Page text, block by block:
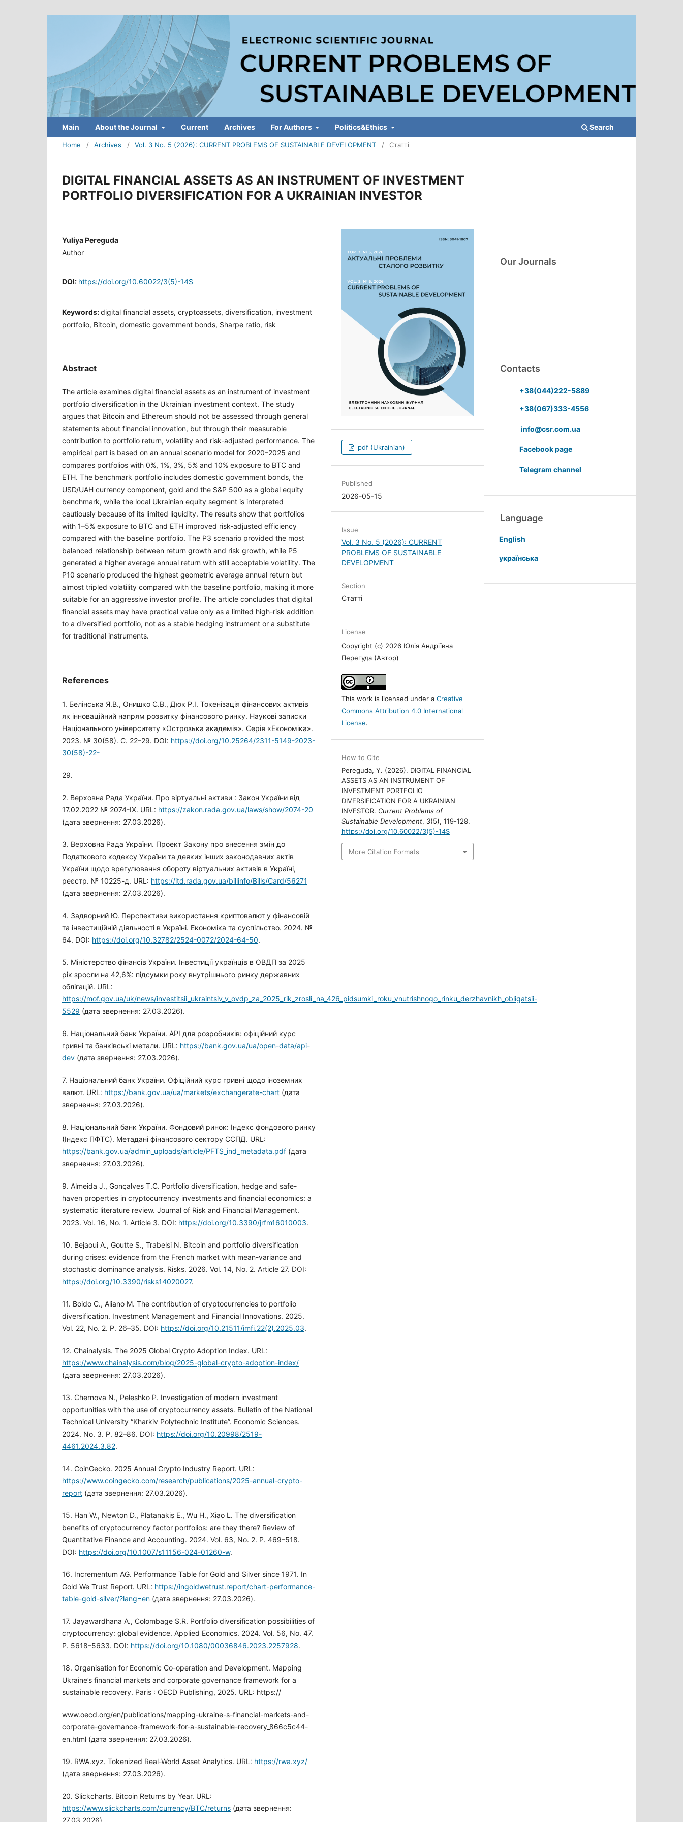
Main About the Journal Current Archives For Authors Politics&Ethics Search
Home / Archives / Vol. 3 No. 5 (2026): CURRENT PROBLEMS OF SUSTAINABLE DEVELOPMENT / Статті
DIGITAL FINANCIAL ASSETS AS AN INSTRUMENT OF INVESTMENT
PORTFOLIO DIVERSIFICATION FOR A UKRAINIAN INVESTOR
Yuliya Pereguda
Author
DOI: https://doi.org/10.60022/3(5)-14S
Keywords:digital financial assets, cryptoassets, diversification, investment
portfolio, Bitcoin, domestic government bonds, Sharpe ratio, risk
Abstract
The article examines digital financial assets as an instrument of investment
portfolio diversification in the Ukrainian investment context. The study
argues that Bitcoin and Ethereum should not be assessed through general
statements about financial innovation, but through their measurable
contribution to portfolio return, volatility and risk-adjusted performance. The
empirical part is based on an annual scenario model for 2020–2025 and
compares portfolios with 0%, 1%, 3%, 5% and 10% exposure to BTC and
ETH. The benchmark portfolio includes domestic government bonds, the
USD/UAH currency component, gold and the S&P 500 as a global equity
benchmark, while the local Ukrainian equity segment is interpreted
cautiously because of its limited liquidity. The results show that portfolios
with 1–5% exposure to BTC and ETH improved risk-adjusted efficiency
compared with the baseline portfolio. The P3 scenario provided the most
balanced relationship between return growth and risk growth, while P5
generated a higher average annual return with still acceptable volatility. The
P10 scenario produced the highest geometric average annual return but
almost tripled volatility compared with the baseline portfolio, making it more
suitable for an aggressive investor profile. The article concludes that digital
financial assets may have practical value only as a limited high-risk addition
to a diversified portfolio, not as a stable hedging instrument or a substitute
for traditional instruments.
References
1. Белінська Я.В., Онишко С.В., Дюк Р.І. Токенізація фінансових активів
як інноваційний напрям розвитку фінансового ринку. Наукові записки
Національного університету «Острозька академія». Серія «Економіка».
2023. № 30(58). С. 22–29. DOI: https://doi.org/10.25264/2311-5149-2023-
30(58)-22-
29.
2. Верховна Рада України. Про віртуальні активи : Закон України від
17.02.2022 № 2074-IX. URL: https://zakon.rada.gov.ua/laws/show/2074-20
(дата звернення: 27.03.2026).
3. Верховна Рада України. Проект Закону про внесення змін до
Податкового кодексу України та деяких інших законодавчих актів
України щодо врегулювання обороту віртуальних активів в Україні,
реєстр. № 10225-д. URL: https://itd.rada.gov.ua/billinfo/Bills/Card/56271
(дата звернення: 27.03.2026).
4. Задворний Ю. Перспективи використання криптовалют у фінансовій
та інвестиційній діяльності в Україні. Економіка та суспільство. 2024. №
64. DOI: https://doi.org/10.32782/2524-0072/2024-64-50.
5. Міністерство фінансів України. Інвестиції українців в ОВДП за 2025
рік зросли на 42,6%: підсумки року внутрішнього ринку державних
облігацій. URL:
https://mof.gov.ua/uk/news/investitsii_ukraintsiv_v_ovdp_za_2025_rik_zrosli_na_426_pidsumki_roku_vnutrishnogo_rinku_derzhavnikh_obligatsii-
5529 (дата звернення: 27.03.2026).
6. Національний банк України. API для розробників: офіційний курс
гривні та банківські метали. URL: https://bank.gov.ua/ua/open-data/api-
dev (дата звернення: 27.03.2026).
7. Національний банк України. Офіційний курс гривні щодо іноземних
валют. URL: https://bank.gov.ua/ua/markets/exchangerate-chart (дата
звернення: 27.03.2026).
8. Національний банк України. Фондовий ринок: Індекс фондового ринку
(Індекс ПФТС). Метадані фінансового сектору ССПД. URL:
https://bank.gov.ua/admin_uploads/article/PFTS_ind_metadata.pdf (дата
звернення: 27.03.2026).
9. Almeida J., Gonçalves T.C. Portfolio diversification, hedge and safe-
haven properties in cryptocurrency investments and financial economics: a
systematic literature review. Journal of Risk and Financial Management.
2023. Vol. 16, No. 1. Article 3. DOI: https://doi.org/10.3390/jrfm16010003.
10. Bejaoui A., Goutte S., Trabelsi N. Bitcoin and portfolio diversification
during crises: evidence from the French market with mean-variance and
stochastic dominance analysis. Risks. 2026. Vol. 14, No. 2. Article 27. DOI:
https://doi.org/10.3390/risks14020027.
11. Boido C., Aliano M. The contribution of cryptocurrencies to portfolio
diversification. Investment Management and Financial Innovations. 2025.
Vol. 22, No. 2. P. 26–35. DOI: https://doi.org/10.21511/imfi.22(2).2025.03.
12. Chainalysis. The 2025 Global Crypto Adoption Index. URL:
https://www.chainalysis.com/blog/2025-global-crypto-adoption-index/
(дата звернення: 27.03.2026).
13. Chernova N., Peleshko P. Investigation of modern investment
opportunities with the use of cryptocurrency assets. Bulletin of the National
Technical University “Kharkiv Polytechnic Institute”. Economic Sciences.
2024. No. 3. P. 82–86. DOI: https://doi.org/10.20998/2519-
4461.2024.3.82.
14. CoinGecko. 2025 Annual Crypto Industry Report. URL:
https://www.coingecko.com/research/publications/2025-annual-crypto-
report (дата звернення: 27.03.2026).
15. Han W., Newton D., Platanakis E., Wu H., Xiao L. The diversification
benefits of cryptocurrency factor portfolios: are they there? Review of
Quantitative Finance and Accounting. 2024. Vol. 63, No. 2. P. 469–518.
DOI: https://doi.org/10.1007/s11156-024-01260-w.
16. Incrementum AG. Performance Table for Gold and Silver since 1971. In
Gold We Trust Report. URL: https://ingoldwetrust.report/chart-performance-
table-gold-silver/?lang=en (дата звернення: 27.03.2026).
17. Jayawardhana A., Colombage S.R. Portfolio diversification possibilities of
cryptocurrency: global evidence. Applied Economics. 2024. Vol. 56, No. 47.
P. 5618–5633. DOI: https://doi.org/10.1080/00036846.2023.2257928.
18. Organisation for Economic Co-operation and Development. Mapping
Ukraine’s financial markets and corporate governance framework for a
sustainable recovery. Paris : OECD Publishing, 2025. URL: https://
www.oecd.org/en/publications/mapping-ukraine-s-financial-markets-and-
corporate-governance-framework-for-a-sustainable-recovery_866c5c44-
en.html (дата звернення: 27.03.2026).
19. RWA.xyz. Tokenized Real-World Asset Analytics. URL: https://rwa.xyz/
(дата звернення: 27.03.2026).
20. Slickcharts. Bitcoin Returns by Year. URL:
https://www.slickcharts.com/currency/BTC/returns (дата звернення:
pdf (Ukrainian)
Published
2026-05-15
Issue
Vol. 3 No. 5 (2026): CURRENT
PROBLEMS OF SUSTAINABLE
DEVELOPMENT
Section
Статті
License
Copyright (c) 2026 Юлія Андріївна
Перегуда (Автор)
This work is licensed under aCreative
Commons Attribution 4.0 International
License.
How to Cite
Pereguda, Y. (2026). DIGITAL FINANCIAL
ASSETS AS AN INSTRUMENT OF
INVESTMENT PORTFOLIO
DIVERSIFICATION FOR A UKRAINIAN
INVESTOR. Current Problems of
Sustainable Development,3(5), 119-128.
https://doi.org/10.60022/3(5)-14S
More Citation Formats
Our Journals
Contacts
+38(044)222-5889
+38(067)333-4556
info@csr.com.ua
Facebook page
Telegram channel
Language
English
українська